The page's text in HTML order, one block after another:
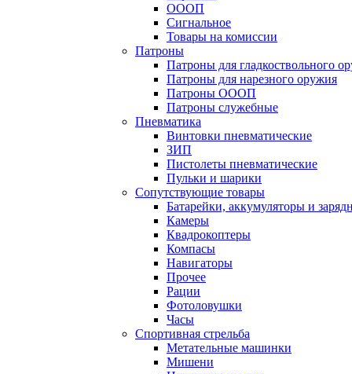
ОООП
Сигнальное
Товары на комиссии
Патроны
Патроны для гладкоствольного
Патроны для нарезного оружия
Патроны ОООП
Патроны служебные
Пневматика
Винтовки пневматические
ЗИП
Пистолеты пневматические
Пульки и шарики
Сопутствующие товары
Батарейки, аккумуляторы и
Камеры
Квадрокоптеры
Компасы
Навигаторы
Прочее
Рации
Фотоловушки
Часы
Спортивная стрельба
Метательные машинки
Мишени